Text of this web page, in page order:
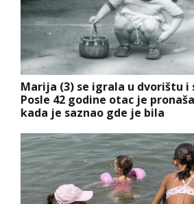
Marija (3) se igrala u dvorištu i
Posle 42 godine otac je
kada je saznao gde je bila